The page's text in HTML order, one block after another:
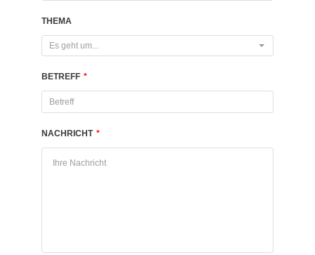
THEMA
Es geht um...
BETREFF *
NACHRICHT *